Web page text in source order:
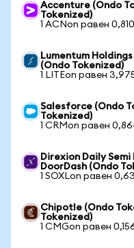
Accenture (Ondo
Tokenized)
1 ACNon равен
Lumentum
(Ondo Tokenized)
1 LITEon равен
Salesforce (Ondo
Tokenized)
1 CRMon равен
Direxion Daily Semi
DoorDash (Ondo
1 SOXLon равен
Chipotle (Ondo
Tokenized)
1 CMGon равен